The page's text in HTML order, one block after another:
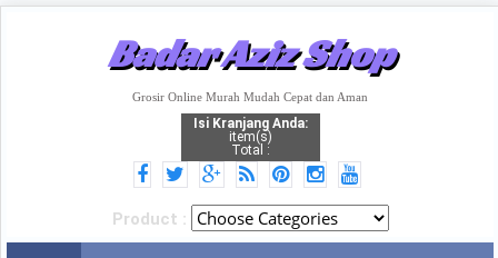
Badar Aziz Shop
Grosir Online Murah Mudah Cepat dan Aman
Isi Kranjang Anda:
item(s)
Total :
Product :